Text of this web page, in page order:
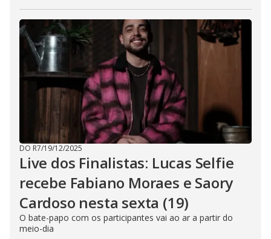
DO R7/19/12/2025
Live dos Finalistas: Lucas Selfie
recebe Fabiano Moraes e Saory
Cardoso nesta sexta (19)
O bate-papo com os participantes vai ao ar a partir do
meio-dia